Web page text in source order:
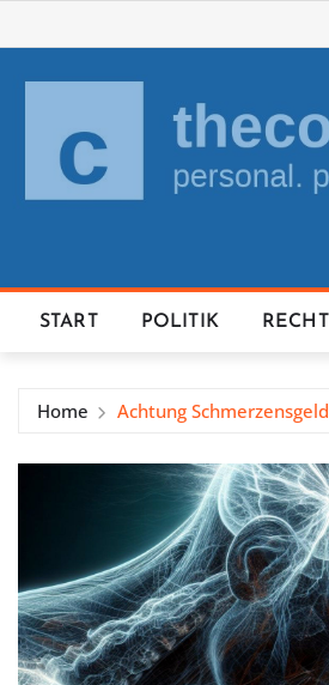
to
content
START POLITIK RECHT
Home Achtung Schmerzensgeld